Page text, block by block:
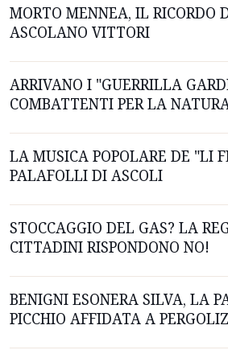
MORTO MENNEA, IL RICORDO
ASCOLANO VITTORI
ARRIVANO I "GUERRILLA
COMBATTENTI PER LA
LA MUSICA POPOLARE DE "LI
PALAFOLLI DI ASCOLI
STOCCAGGIO DEL GAS? LA
CITTADINI RISPONDONO NO!
BENIGNI ESONERA SILVA, LA
PICCHIO AFFIDATA A